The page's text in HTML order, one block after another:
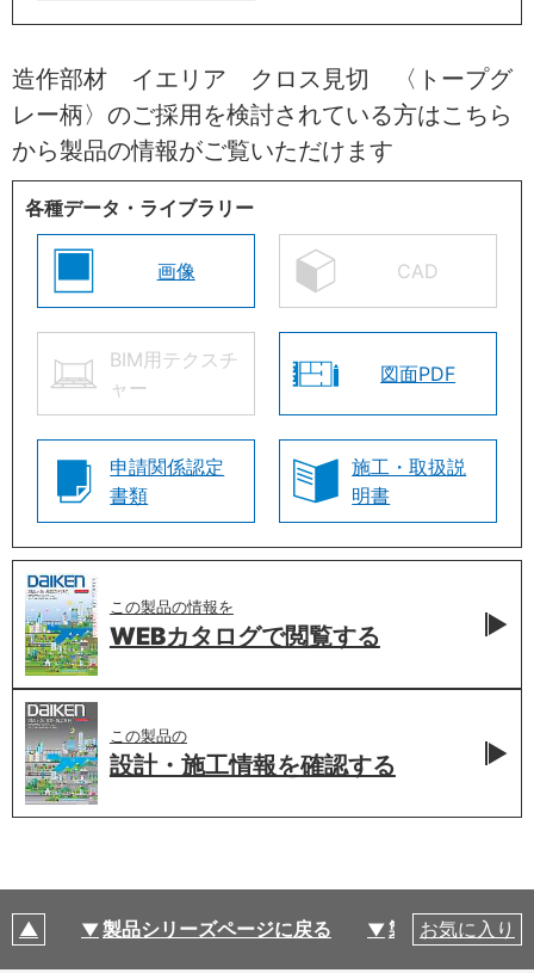
造作部材 イエリア クロス見切 〈トープグ
レー柄〉のご採用を検討されている方はこちら
から製品の情報がご覧いただけます
各種データ・ライブラリー
画像 CAD
BIM用テクスチ
ャー
図面PDF
申請関係認定
書類
施工・取扱説
明書
この製品の情報を
WEBカタログで閲覧する
この製品の
設計・施工情報を確認する
製品シリーズページに戻る 製品仕様
お気に入り